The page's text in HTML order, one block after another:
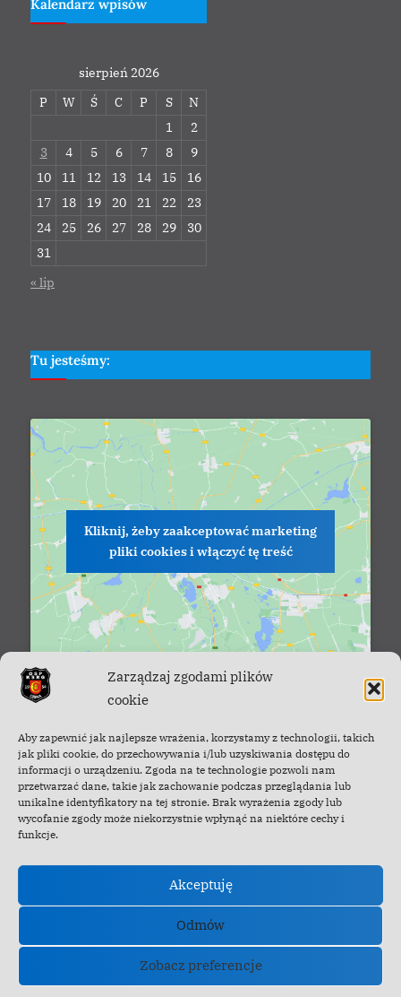
Zarządzaj zgodami plików
cookie
Aby zapewnić jak najlepsze wrażenia, korzystamy z technologii, takich
jak pliki cookie, do przechowywania i/lub uzyskiwania dostępu do
informacji o urządzeniu. Zgoda na te technologie pozwoli nam
przetwarzać dane, takie jak zachowanie podczas przeglądania lub
unikalne identyfikatory na tej stronie. Brak wyrażenia zgody lub
wycofanie zgody może niekorzystnie wpłynąć na niektóre cechy i
funkcje.
Akceptuję
Odmów
Zobacz preferencje
Kalendarz wpisów
sierpień 2026
P
W Ś C P S
N
1
2
3
4 5 6 7 8
9
10
11 12 13 14 15
16
17
18 19 20 21 22
23
24
25 26 27 28 29
30
31
« lip
Tu jesteśmy:
Kliknij, żeby zaakceptować marketing
pliki cookies i włączyć tę treść
Facebook - OSP Cisna